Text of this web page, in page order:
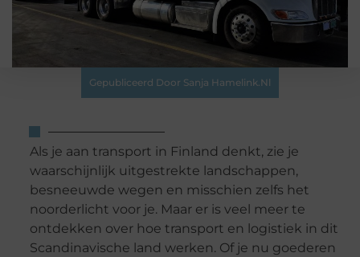
Gepubliceerd Door Sanja Hamelink.nl
Als je aan transport in Finland denkt, zie je
waarschijnlijk uitgestrekte landschappen,
besneeuwde wegen en misschien zelfs het
noorderlicht voor je. Maar er is veel meer te
ontdekken over hoe transport en logistiek in dit
Scandinavische land werken. Of je nu goederen